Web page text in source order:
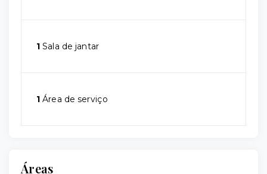
1 Sala de jantar
1 Área de serviço
Áreas